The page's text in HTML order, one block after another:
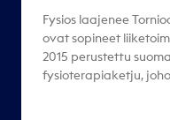
Fysios laajenee
ovat sopineet
2015 perustettu
fysioterapiaketju,